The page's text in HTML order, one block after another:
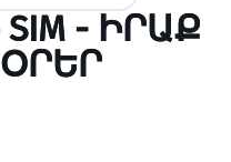
- ԻՐԱՔ
ՕՐԵՐ